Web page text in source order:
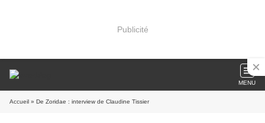
Publicité
MENU
Accueil » De Zoridae : interview de Claudine Tissier